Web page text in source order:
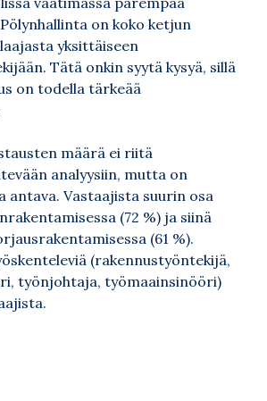
on koko ketjun
yksittäiseen
Tätä onkin syytä kysyä, sillä
on todella tärkeää
määrä ei riitä
analyysiin, mutta on
antava. Vastaajista suurin osa
(72 %) ja siinä
(61 %).
(rakennustyöntekijä,
työnjohtaja, työmaainsinööri)